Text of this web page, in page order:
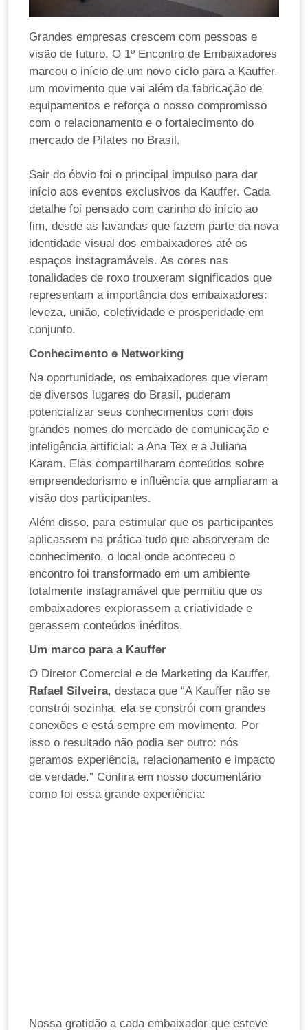
Grandes empresas crescem com pessoas e
visão de futuro. O 1º Encontro de Embaixadores
marcou o início de um novo ciclo para a Kauffer,
um movimento que vai além da fabricação de
equipamentos e reforça o nosso compromisso
com o relacionamento e o fortalecimento do
mercado de Pilates no Brasil.
Sair do óbvio foi o principal impulso para dar
início aos eventos exclusivos da Kauffer. Cada
detalhe foi pensado com carinho do início ao
fim, desde as lavandas que fazem parte da nova
identidade visual dos embaixadores até os
espaços instagramáveis. As cores nas
tonalidades de roxo trouxeram significados que
representam a importância dos embaixadores:
leveza, união, coletividade e prosperidade em
conjunto.
Conhecimento e Networking
Na oportunidade, os embaixadores que vieram
de diversos lugares do Brasil, puderam
potencializar seus conhecimentos com dois
grandes nomes do mercado de comunicação e
inteligência artificial: a Ana Tex e a Juliana
Karam. Elas compartilharam conteúdos sobre
empreendedorismo e influência que ampliaram a
visão dos participantes.
Além disso, para estimular que os participantes
aplicassem na prática tudo que absorveram de
conhecimento, o local onde aconteceu o
encontro foi transformado em um ambiente
totalmente instagramável que permitiu que os
embaixadores explorassem a criatividade e
gerassem conteúdos inéditos.
Um marco para a Kauffer
O Diretor Comercial e de Marketing da Kauffer,
Rafael Silveira, destaca que “A Kauffer não se
constrói sozinha, ela se constrói com grandes
conexões e está sempre em movimento. Por
isso o resultado não podia ser outro: nós
geramos experiência, relacionamento e impacto
de verdade.” Confira em nosso documentário
como foi essa grande experiência:
Nossa gratidão a cada embaixador que esteve